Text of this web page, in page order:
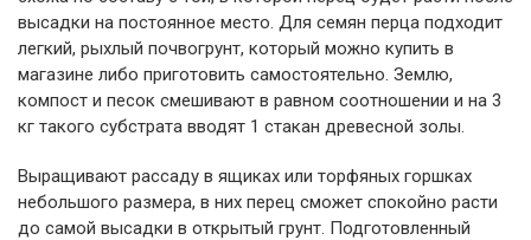
высадки на постоянное место. Для семян перца подходит
легкий, рыхлый почвогрунт, который можно купить в
магазине либо приготовить самостоятельно. Землю,
компост и песок смешивают в равном соотношении и на 3
кг такого субстрата вводят 1 стакан древесной золы.
Выращивают рассаду в ящиках или торфяных горшках
небольшого размера, в них перец сможет спокойно расти
до самой высадки в открытый грунт. Подготовленный